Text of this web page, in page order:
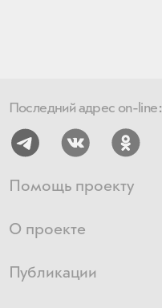
Последний адрес on-line:
Помощь проекту
О проекте
Публикации